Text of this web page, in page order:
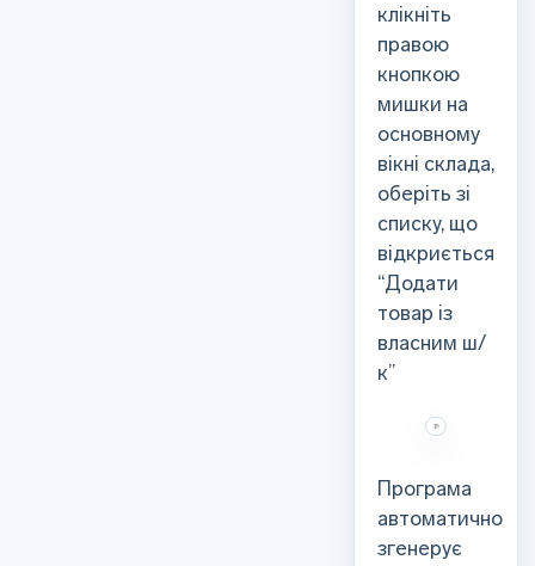
клікніть
правою
кнопкою
мишки на
основному
вікні склада,
оберіть зі
списку, що
відкриється
“Додати
товар із
власним ш/
к”
Програма
автоматично
згенерує